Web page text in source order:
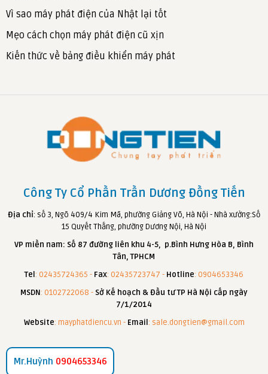
Vì sao máy phát điện của Nhật lại tốt
Mẹo cách chọn máy phát điện cũ xịn
Kiến thức về bảng điều khiển máy phát
Công Ty Cổ Phần Trần Dương Đồng Tiến
Địa chỉ: số 3, Ngõ 409/4 Kim Mã, phường Giảng Võ, Hà Nội - Nhà xưởng:Số
15 Quyết Thắng, phường Dương Nội, Hà Nội
VP miền nam: Số 87 đường liên khu 4-5, p.Bình Hưng Hòa B, Bình
Tân, TPHCM
Tel : 02435724365 - Fax: 02435723747 - Hotline: 0904653346
MSDN: 0102722068 - Sở Kế hoạch & Đầu tư TP Hà Nội cấp ngày
7/1/2014
Website: mayphatdiencu.vn - Email : sale.dongtien@gmail.com
Mr.Huỳnh 0904653346